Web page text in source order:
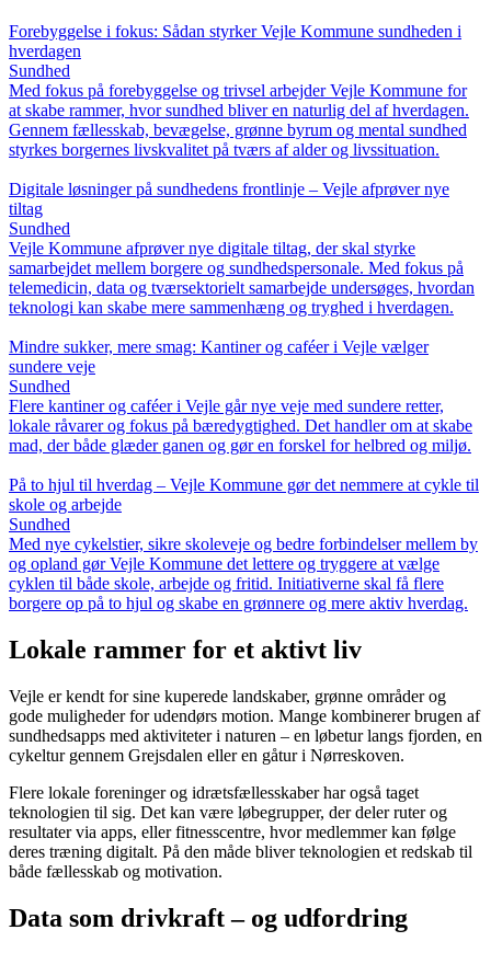
Forebyggelse i fokus: Sådan styrker Vejle Kommune sundheden i
hverdagen
Sundhed
Med fokus på forebyggelse og trivsel arbejder Vejle Kommune for
at skabe rammer, hvor sundhed bliver en naturlig del af hverdagen.
Gennem fællesskab, bevægelse, grønne byrum og mental sundhed
styrkes borgernes livskvalitet på tværs af alder og livssituation.
Digitale løsninger på sundhedens frontlinje – Vejle afprøver nye
tiltag
Sundhed
Vejle Kommune afprøver nye digitale tiltag, der skal styrke
samarbejdet mellem borgere og sundhedspersonale. Med fokus på
telemedicin, data og tværsektorielt samarbejde undersøges, hvordan
teknologi kan skabe mere sammenhæng og tryghed i hverdagen.
Mindre sukker, mere smag: Kantiner og caféer i Vejle vælger
sundere veje
Sundhed
Flere kantiner og caféer i Vejle går nye veje med sundere retter,
lokale råvarer og fokus på bæredygtighed. Det handler om at skabe
mad, der både glæder ganen og gør en forskel for helbred og miljø.
På to hjul til hverdag – Vejle Kommune gør det nemmere at cykle til
skole og arbejde
Sundhed
Med nye cykelstier, sikre skoleveje og bedre forbindelser mellem by
og opland gør Vejle Kommune det lettere og tryggere at vælge
cyklen til både skole, arbejde og fritid. Initiativerne skal få flere
borgere op på to hjul og skabe en grønnere og mere aktiv hverdag.
Lokale rammer for et aktivt liv
Vejle er kendt for sine kuperede landskaber, grønne områder og
gode muligheder for udendørs motion. Mange kombinerer brugen af
sundhedsapps med aktiviteter i naturen – en løbetur langs fjorden, en
cykeltur gennem Grejsdalen eller en gåtur i Nørreskoven.
Flere lokale foreninger og idrætsfællesskaber har også taget
teknologien til sig. Det kan være løbegrupper, der deler ruter og
resultater via apps, eller fitnesscentre, hvor medlemmer kan følge
deres træning digitalt. På den måde bliver teknologien et redskab til
både fællesskab og motivation.
Data som drivkraft – og udfordring